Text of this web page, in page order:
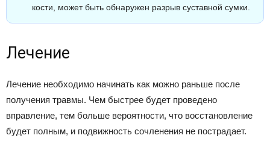
кости, может быть обнаружен разрыв суставной сумки.
Лечение
Лечение необходимо начинать как можно раньше после
получения травмы. Чем быстрее будет проведено
вправление, тем больше вероятности, что восстановление
будет полным, и подвижность сочленения не пострадает.